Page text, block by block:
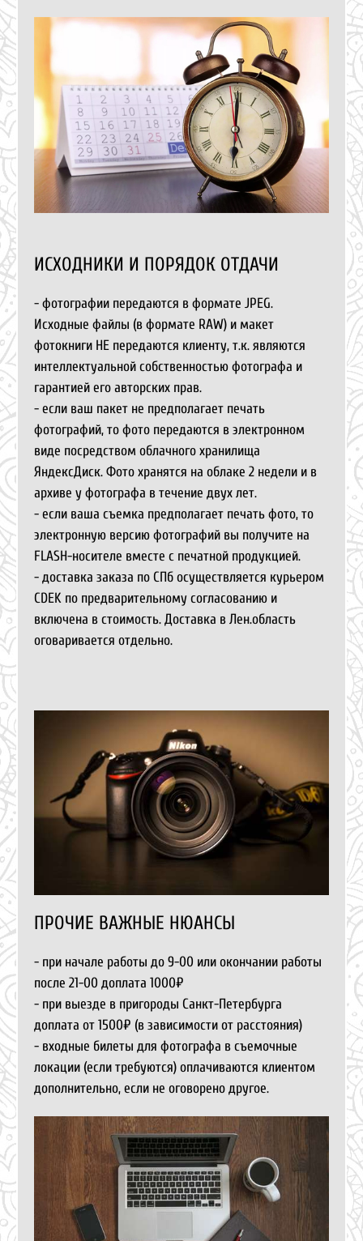
ИСХОДНИКИ И ПОРЯДОК ОТДАЧИ
- фотографии передаются в формате JPEG.
Исходные файлы (в формате RAW) и макет
фотокниги НЕ передаются клиенту, т.к. являются
интеллектуальной собственностью фотографа и
гарантией его авторских прав.
- если ваш пакет не предполагает печать
фотографий, то фото передаются в электронном
виде посредством облачного хранилища
ЯндексДиск. Фото хранятся на облаке 2 недели и в
архиве у фотографа в течение двух лет.
- если ваша съемка предполагает печать фото, то
электронную версию фотографий вы получите на
FLASH-носителе вместе с печатной продукцией.
- доставка заказа по СПб осуществляется курьером
CDEK по предварительному согласованию и
включена в стоимость. Доставка в Лен.область
оговаривается отдельно.
ПРОЧИЕ ВАЖНЫЕ НЮАНСЫ
- при начале работы до 9-00 или окончании работы
после 21-00 доплата 1000₽
- при выезде в пригороды Санкт-Петербурга
доплата от 1500₽ (в зависимости от расстояния)
- входные билеты для фотографа в съемочные
локации (если требуются) оплачиваются клиентом
дополнительно, если не оговорено другое.